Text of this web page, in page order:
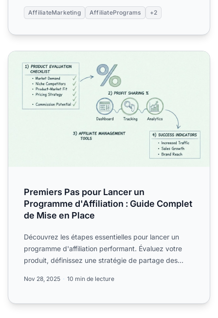
AffiliateMarketing AffiliatePrograms +2
Premiers Pas pour Lancer un Programme d'Affiliation :
Premiers Pas pour Lancer un
Programme d'Affiliation : Guide Complet
de Mise en Place
Découvrez les étapes essentielles pour lancer un
programme d'affiliation performant. Évaluez votre
produit, définissez une stratégie de partage des
Nov 28, 2025 10 min de lecture